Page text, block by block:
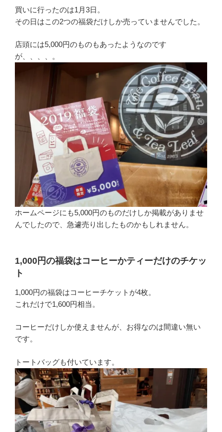
買いに行ったのは1月3日。
その日はこの2つの福袋だけしか売っていませんでした。
店頭には5,000円のものもあったようなのです
が、、、、。
ホームページにも5,000円のものだけしか掲載がありませ
んでしたので、急遽売り出したものかもしれません。
1,000円の福袋はコーヒーかティーだけのチケッ
ト
1,000円の福袋はコーヒーチケットが4枚。
これだけで1,600円相当。
コーヒーだけしか使えませんが、お得なのは間違い無い
です。
トートバッグも付いています。